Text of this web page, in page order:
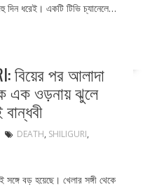
দিন ধরেই। একটি টিভি চ্যানেলে…
বিয়ের পর আলাদা
এক ওড়নায় ঝুলে
DEATH, SHILIGURI,
বড় হয়েছে। খেলার সঙ্গী থেকে